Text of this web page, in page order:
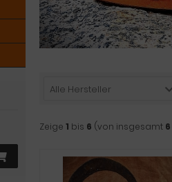
Alle Hersteller
Zeige 1 bis 6 (von insgesamt 6